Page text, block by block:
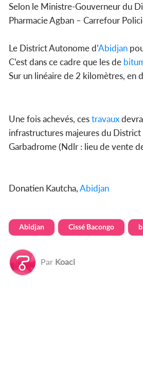
Selon le Ministre-Gouverneur du
Pharmacie Agban – Carrefour
Le District Autonome d’Abidjan
C’est dans ce cadre que les de
Sur un linéaire de 2 kilomètres, en
Une fois achevés, cestravaux
infrastructures majeures du
Garbadrome (Ndlr : lieu de vente
Donatien Kautcha,Abidjan
Abidjan Cissé Bacongo
Par Koaci